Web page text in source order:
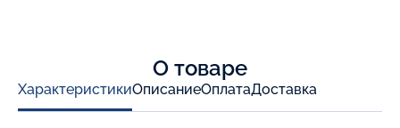
О товаре
ХарактеристикиОписаниеОплатаДоставка